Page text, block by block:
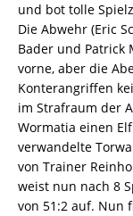
und bot tolle
Die Abwehr (Eric
Bader und Patrick
vorne, aber die
Konterangriffen
im Strafraum der
Wormatia einen
verwandelte
von Trainer
weist nun nach 8
von 51:2 auf. Nun